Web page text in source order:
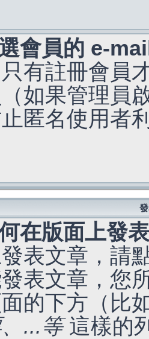
會員的 e-
有註冊會員
如果管理員
匿名使用者
在版面上發
表文章，請
表文章，您
的下方（比
...等這樣的